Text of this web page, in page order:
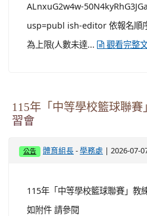
ALnxuG2w4w-
usp=publ ish-editor 依報名順
為上限(人數未達...
觀看完整
115年「中等學校籃球聯
習會
公告 體育組長 -學務處 | 2026-07-
115年「中等學校籃球聯賽」教
如附件 請參閱